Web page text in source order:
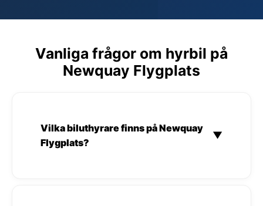
Vanliga frågor om hyrbil på
Newquay Flygplats
Vilka biluthyrare finns på Newquay
Flygplats?
▼